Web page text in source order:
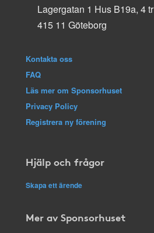
Lagergatan 1 Hus B19a, 4 tr
415 11 Göteborg
Kontakta oss
FAQ
Läs mer om Sponsorhuset
Privacy Policy
Registrera ny förening
Hjälp och frågor
Skapa ett ärende
Mer av Sponsorhuset